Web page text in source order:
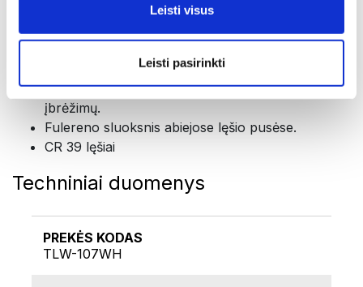
Leisti visus
Leisti pasirinkti
mažiau nei 1%, todėl pagerėja matomumas.
"Hard Coat" kietas sluoksnis: specialiai suderintas
sluoksniu, tai prailgina antirefleksinio sluoksnio
tarnavimo laiką ir suteikia papildomą apsaugą nuo
įbrėžimų.
Fulereno sluoksnis abiejose lęšio pusėse.
CR 39 lęšiai
Techniniai duomenys
PREKĖS KODAS
TLW-107WH